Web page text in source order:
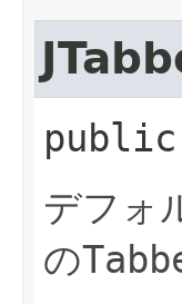
public
デフォ
の